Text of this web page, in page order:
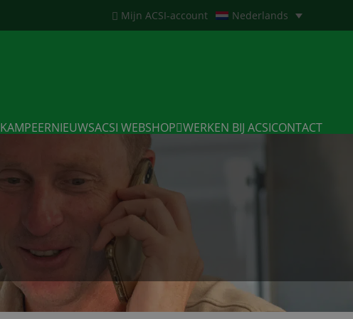
Mijn ACSI-account Nederlands
KAMPEERNIEUWSACSI WEBSHOP WERKEN BIJ ACSICONTACT